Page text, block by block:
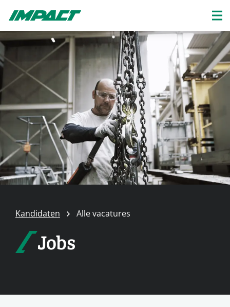
Kandidaten Alle vacatures
Jobs